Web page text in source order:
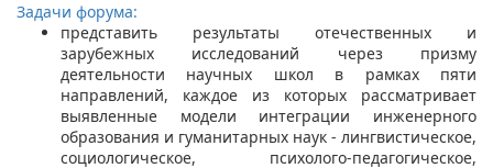
Задачи форума:
представить результаты отечественных и
зарубежных исследований через призму
деятельности научных школ в рамках пяти
направлений, каждое из которых рассматривает
выявленные модели интеграции инженерного
образования и гуманитарных наук - лингвистическое,
социологическое, психолого-педагогическое,